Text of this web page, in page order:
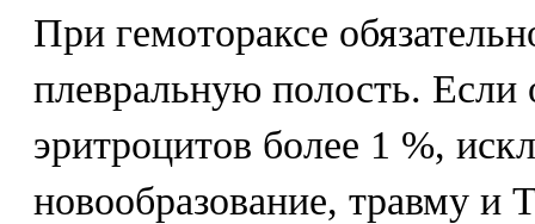
При гемотораксе
плевральную полость.
эритроцитов более 1 %,
новообразование, травму